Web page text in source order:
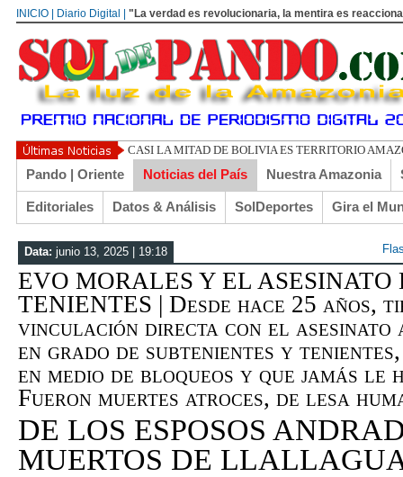
INICIO | Diario Digital | "La verdad es revolucionaria, la mentira es
UN LIBERTARIO LLAMADO EL TURI
Pando | Oriente Noticias del País Nuestra Amazonia
Editoriales Datos & Análisis SolDeportes Gira el
Data: junio 13, 2025 | 19:18
EVO MORALES Y EL ASESINATO
TENIENTES | Desde hace 25 años,
vinculación directa con el asesinato
en grado de subtenientes y
en medio de bloqueos y que jamás le
Fueron muertes atroces, de lesa
DE LOS ESPOSOS
MUERTOS DE